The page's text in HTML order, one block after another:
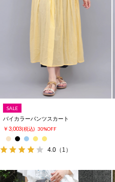
SALE
バイカラーパンツスカート
￥3,003(税込) 30%OFF
4.0 （1）